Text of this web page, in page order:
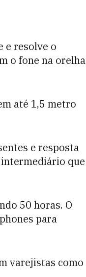
e resolve o
o fone na orelha
até 1,5 metro
e resposta
intermediário que
50 horas. O
para
varejistas como